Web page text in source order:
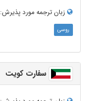
زبان ترجمه‌ مورد پذیرش:
روسی
سفارت کویت